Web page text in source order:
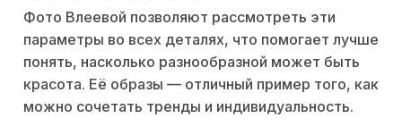
Фото Влеевой позволяют рассмотреть эти
параметры во всех деталях, что помогает лучше
понять, насколько разнообразной может быть
красота. Её образы — отличный пример того, как
можно сочетать тренды и индивидуальность.